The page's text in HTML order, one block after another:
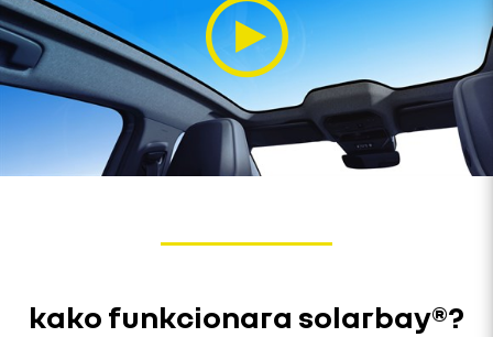
kako funkcionara solarbay®?